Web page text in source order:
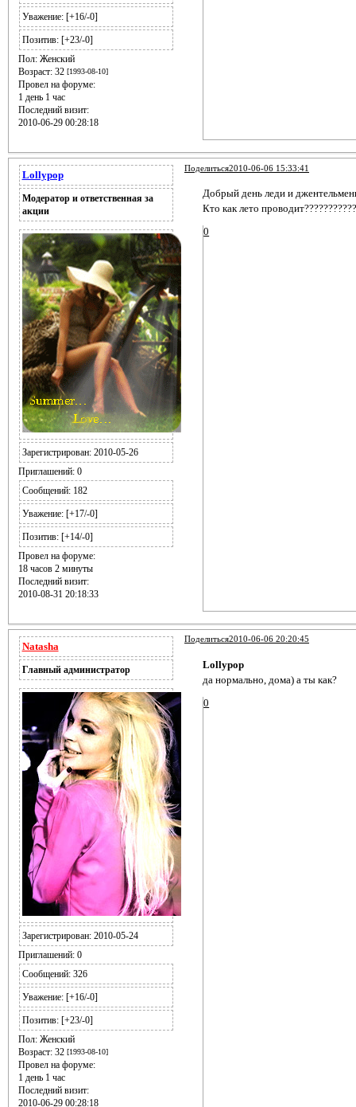
Уважение: [+16/-0]
Позитив:
[+23/-0]
Пол:Женский
Возраст:32 [1993-08-10]
Провел на форуме:
1 день 1 час
Последний визит:
2010-06-29 00:28:18
Поделиться2010-06-06 15:33:41
Lollypop
Модератор и ответственная за
акции
Зарегистрирован: 2010-05-26
Приглашений:0
Сообщений:182
Уважение: [+17/-0]
Позитив:
[+14/-0]
Провел на форуме:
18 часов 2 минуты
Последний визит:
2010-08-31 20:18:33
Добрый день леди и
Кто как лето
0
Поделиться2010-06-06 20:20:45
Natasha
Главный администратор
Зарегистрирован: 2010-05-24
Приглашений:0
Сообщений:326
Уважение: [+16/-0]
Позитив:
[+23/-0]
Пол:Женский
Возраст:32 [1993-08-10]
Провел на форуме:
1 день 1 час
Последний визит:
2010-06-29 00:28:18
Lollypop
да нормально, дома) а ты как?
0